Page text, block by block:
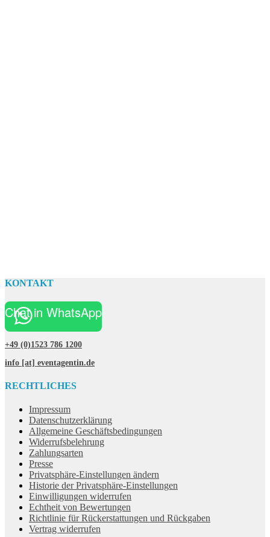
KONTAKT
Chat in WhatsApp
+49 (0)1523 786 1200
info [at] eventagentin.de
RECHTLICHES
Impressum
Datenschutzerklärung
Allgemeine Geschäftsbedingungen
Widerrufsbelehrung
Zahlungsarten
Presse
Privatsphäre-Einstellungen ändern
Historie der Privatsphäre-Einstellungen
Einwilligungen widerrufen
Echtheit von Bewertungen
Richtlinie für Rückerstattungen und Rückgaben
Vertrag widerrufen